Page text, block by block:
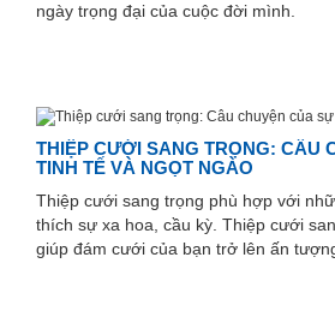
ngày trọng đại của cuộc đời mình.
THIỆP CƯỚI SANG TRỌNG: CÂU
TINH TẾ VÀ NGỌT NGÀO
Thiệp cưới sang trọng phù hợp với
thích sự xa hoa, cầu kỳ. Thiệp cưới
giúp đám cưới của bạn trở lên ấn